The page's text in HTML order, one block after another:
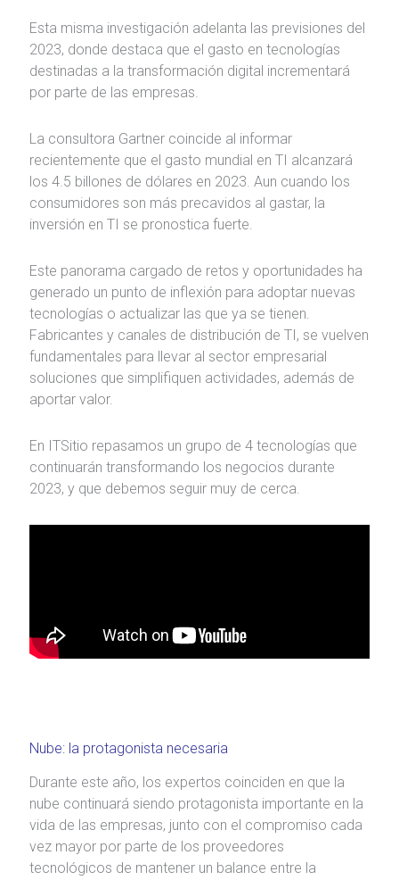
Esta misma investigación adelanta las previsiones del
2023, donde destaca que el gasto en tecnologías
destinadas a la transformación digital incrementará
por parte de las empresas.
La consultora Gartner coincide al informar
recientemente que el gasto mundial en TI alcanzará
los 4.5 billones de dólares en 2023. Aun cuando los
consumidores son más precavidos al gastar, la
inversión en TI se pronostica fuerte.
Este panorama cargado de retos y oportunidades ha
generado un punto de inflexión para adoptar nuevas
tecnologías o actualizar las que ya se tienen.
Fabricantes y canales de distribución de TI, se vuelven
fundamentales para llevar al sector empresarial
soluciones que simplifiquen actividades, además de
aportar valor.
En ITSitio repasamos un grupo de 4 tecnologías que
continuarán transformando los negocios durante
2023, y que debemos seguir muy de cerca.
Nube: la protagonista necesaria
Durante este año, los expertos coinciden en que la
nube continuará siendo protagonista importante en la
vida de las empresas, junto con el compromiso cada
vez mayor por parte de los proveedores
tecnológicos de mantener un balance entre la